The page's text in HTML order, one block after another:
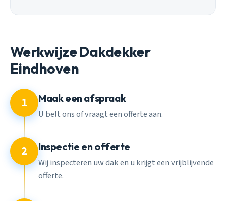
Werkwijze Dakdekker
Eindhoven
1 Maak een afspraak
U belt ons of vraagt een offerte aan.
2 Inspectie en offerte
Wij inspecteren uw dak en u krijgt een vrijblijvende
offerte.